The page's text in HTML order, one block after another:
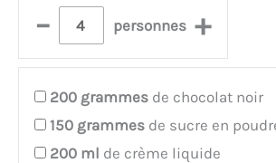
– personnes +
200 grammes de chocolat noir
150 grammes de sucre en
200 ml de crème liquide